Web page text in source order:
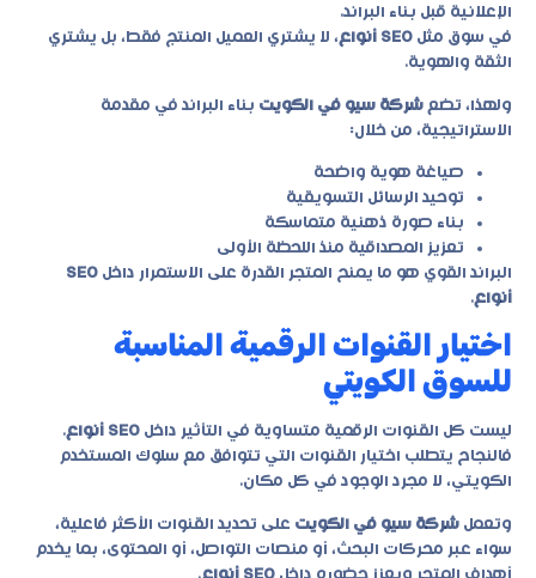
الإعلانية قبل بناء البراند.
في سوق مثل SEO أنواع
، لا يشتري العميل المنتج فقط، بل يشتري
الثقة والهوية.
ولهذا، تضع شركة سيو في الكويت بناء البراند في مقدمة
الاستراتيجية، من خلال:
صياغة هوية واضحة
توحيد الرسائل التسويقية
بناء صورة ذهنية متماسكة
تعزيز المصداقية منذ اللحظة الأولى
البراند القوي هو ما يمنح المتجر القدرة على الاستمرار داخل SEO
أنواع.
اختيار القنوات الرقمية المناسبة
للسوق الكويتي
ليست كل القنوات الرقمية متساوية في التأثير داخل SEO أنواع
.
فالنجاح يتطلب اختيار القنوات التي تتوافق مع سلوك المستخدم
الكويتي، لا مجرد الوجود في كل مكان.
وتعمل شركة سيو في الكويت على تحديد القنوات الأكثر فاعلية،
سواء عبر محركات البحث، أو منصات التواصل، أو المحتوى، بما يخدم